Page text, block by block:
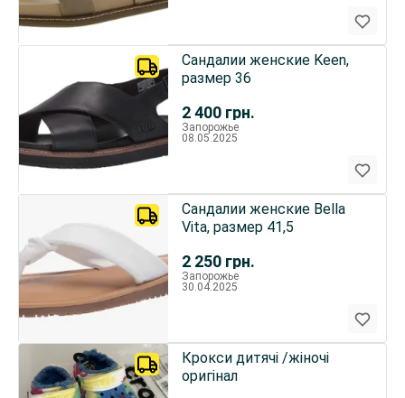
2 400 грн.
Сандалии женские Keen,
размер 36
Запорожье
08.05.2025
2 250 грн.
Сандалии женские Bella
Vita, размер 41,5
Запорожье
30.04.2025
Крокси дитячі /жіночі
оригінал